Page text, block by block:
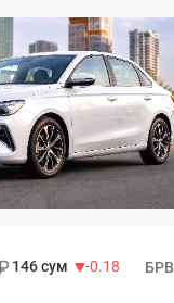
146 сум
-0.18
БРВ